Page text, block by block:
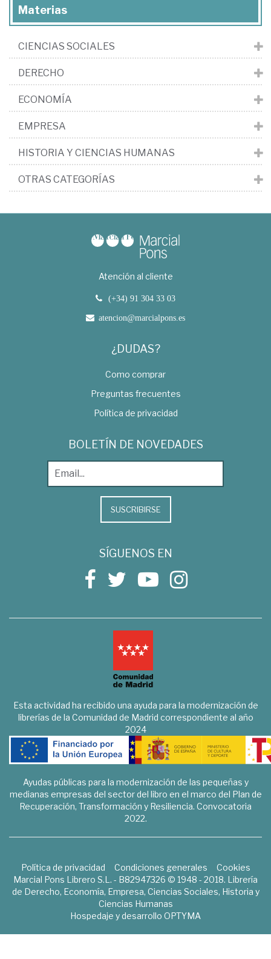
Materias
CIENCIAS SOCIALES
DERECHO
ECONOMÍA
EMPRESA
HISTORIA Y CIENCIAS HUMANAS
OTRAS CATEGORÍAS
Atención al cliente
(+34) 91 304 33 03
atencion@marcialpons.es
¿DUDAS?
Como comprar
Preguntas frecuentes
Política de privacidad
BOLETÍN DE NOVEDADES
SUSCRIBIRSE
SÍGUENOS EN
Esta actividad ha recibido una ayuda para la modernización de
librerías de la Comunidad de Madrid correspondiente al año
2024
Ayudas públicas para la modernización de las pequeñas y
medianas empresas del sector del libro en el marco del Plan de
Recuperación, Transformación y Resiliencia. Convocatoria
2022.
Política de privacidad Condiciones generales
Cookies
Marcial Pons Librero S.L. - B82947326 © 1948 - 2018. Librería
de Derecho, Economía, Empresa, Ciencias Sociales, Historia y
Ciencias Humanas
Hospedaje y desarrollo OPTYMA